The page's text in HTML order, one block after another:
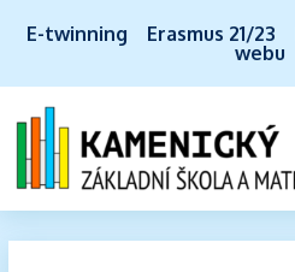
E-twinning Erasmus 21/23
webu